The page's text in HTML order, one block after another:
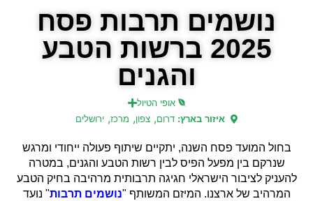
נושמים תרבות פסח
2025 ברשות הטבע
והגנים
אופי הטיול
איזור בארץ: דרום, צפון, מרכז, ירושלים
בחול המועד פסח השנה, יתקיים שיתוף פעולה ייחודי ומרגש
שנרקם בין מפעל הפיס לבין רשות הטבע והגנים, במטרה
להעניק לציבור הישראלי חגיגה תרבותית מרהיבה בחיק הטבע
המרהיב של ארצנו. המיזם המשותף "נושמים תרבות" נועד